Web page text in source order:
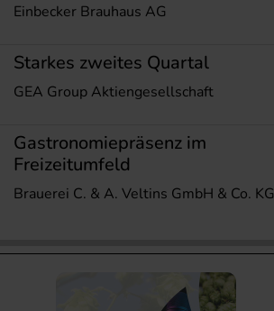
Einbecker Brauhaus AG
Starkes zweites Quartal
GEA Group Aktiengesellschaft
Gastronomiepräsenz im
Freizeitumfeld
Brauerei C. & A. Veltins GmbH & Co. KG